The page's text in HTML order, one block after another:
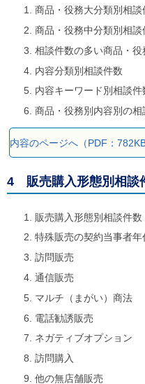
商品・役務大分類別相談
商品・役務中分類別相談
相談件数の多い商品・役
内容分類別相談件数
内容キーワード別相談件
商品・役務別内容別の相
内容のページへ（PDF：782KB
4 販売購入形態別相談
販売購入形態別相談件数
特殊販売の契約当事者年
訪問販売
通信販売
マルチ（まがい）商法
電話勧誘販売
ネガティブオプション
訪問購入
他の無店舗販売